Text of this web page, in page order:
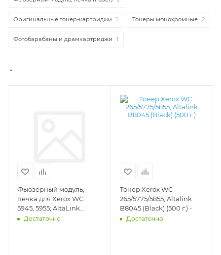
Оригинальные тонер-картриджи 1 Тонеры монохромные 2
Фотобарабаны и драмкартриджи 1
Фьюзерный модуль,
печка для Xerox WC
5945, 5955; AltaLink
B8045, B8055, B8065,
Достаточно
Тонер Xerox WC
265/5775/5855, Altalink
B8045 (Black) (500 г.) -
Достаточно